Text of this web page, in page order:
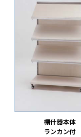
棚什器本体
ランカン付